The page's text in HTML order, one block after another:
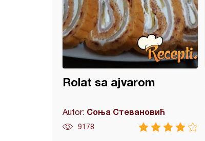
Rolat sa ajvarom
Autor: Соња Стевановић
9178